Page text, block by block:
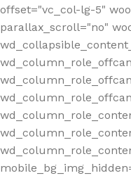
offset="vc_col-lg-5"
parallax_scroll="no"